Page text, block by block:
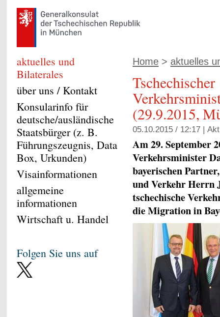
Home > aktuelles
Tschechischer
(29.9.2015,
05.10.2015 / 12:17 |
Am 29. September
Verkehrsminister
bayerischen
und Verkehr Herrn
tschechische
die Migration in
aktuelles und
Bilaterales
über uns / Kontakt
Konsularinfo für
deutsche/ausländische
Staatsbürger (z. B.
Führungszeugnis, Data
Box, Urkunden)
Visainformationen
allgemeine
informationen
Wirtschaft u. Handel
Folgen Sie uns auf